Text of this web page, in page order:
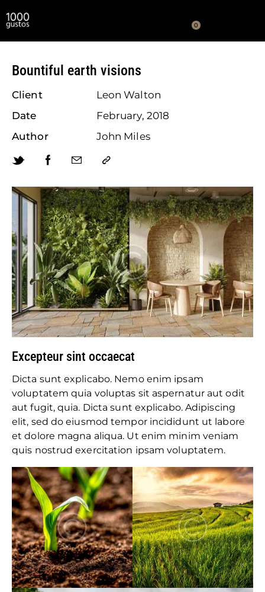
0
Bountiful earth visions
Excepteur sint occaecat
Dicta sunt explicabo. Nemo enim ipsam
voluptatem quia voluptas sit aspernatur aut odit
aut fugit, quia. Dicta sunt explicabo. Adipiscing
elit, sed do eiusmod tempor incididunt ut labore
et dolore magna aliqua. Ut enim minim veniam
quis nostrud exercitation ipsam voluptatem.
Client
Leon Walton
Date
February, 2018
Author
John Miles